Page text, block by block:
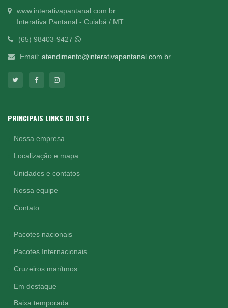
www.interativapantanal.com.br
Interativa Pantanal - Cuiabá / MT
(65) 98403-9427
Email: atendimento@interativapantanal.com.br
PRINCIPAIS LINKS DO SITE
Nossa empresa
Localização e mapa
Unidades e contatos
Nossa equipe
Contato
Pacotes nacionais
Pacotes Internacionais
Cruzeiros marítmos
Em destaque
Baixa temporada